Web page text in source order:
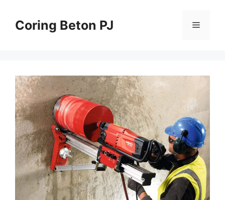
contentCoring Beton PJ Menu